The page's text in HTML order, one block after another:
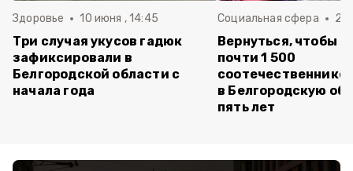
Здоровье 10 июня , 14:45
Три случая укусов гадюк
зафиксировали в
Белгородской области с
начала года
Социальная сфера 20
Вернуться, чтобы
почти 1 500
в Белгородскую
пять лет